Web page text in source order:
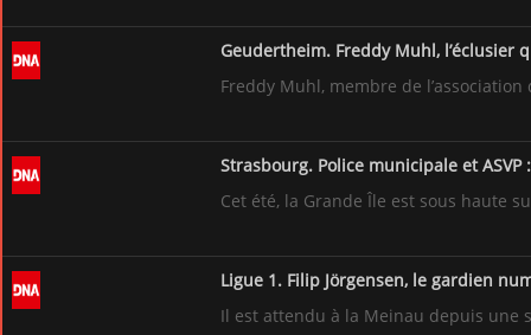
Geudertheim. Freddy Muhl, l’éclusier
Freddy Muhl, membre de
Strasbourg. Police municipale et
Cet été, la Grande Île est sous haute
Ligue 1. Filip Jörgensen, le gardien
Il est attendu à la Meinau depuis une